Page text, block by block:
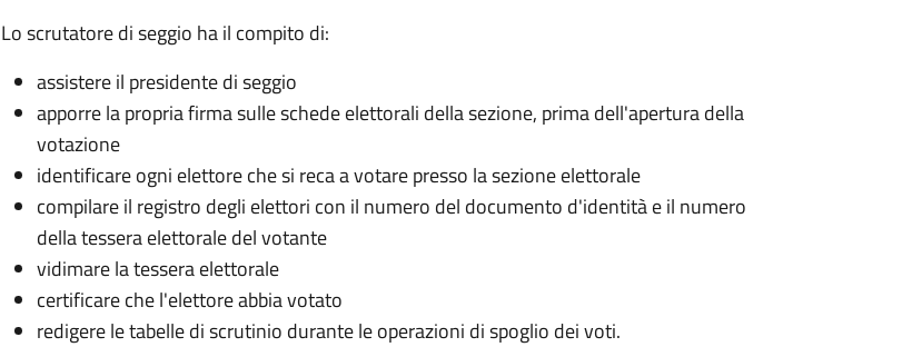
Lo scrutatore di seggio ha il compito di:
assistere il presidente di seggio
apporre la propria firma sulle schede elettorali della sezione, prima dell'apertura della
votazione
identificare ogni elettore che si reca a votare presso la sezione elettorale
compilare il registro degli elettori con il numero del documento d'identità e il numero
della tessera elettorale del votante
vidimare la tessera elettorale
certificare che l'elettore abbia votato
redigere le tabelle di scrutinio durante le operazioni di spoglio dei voti.